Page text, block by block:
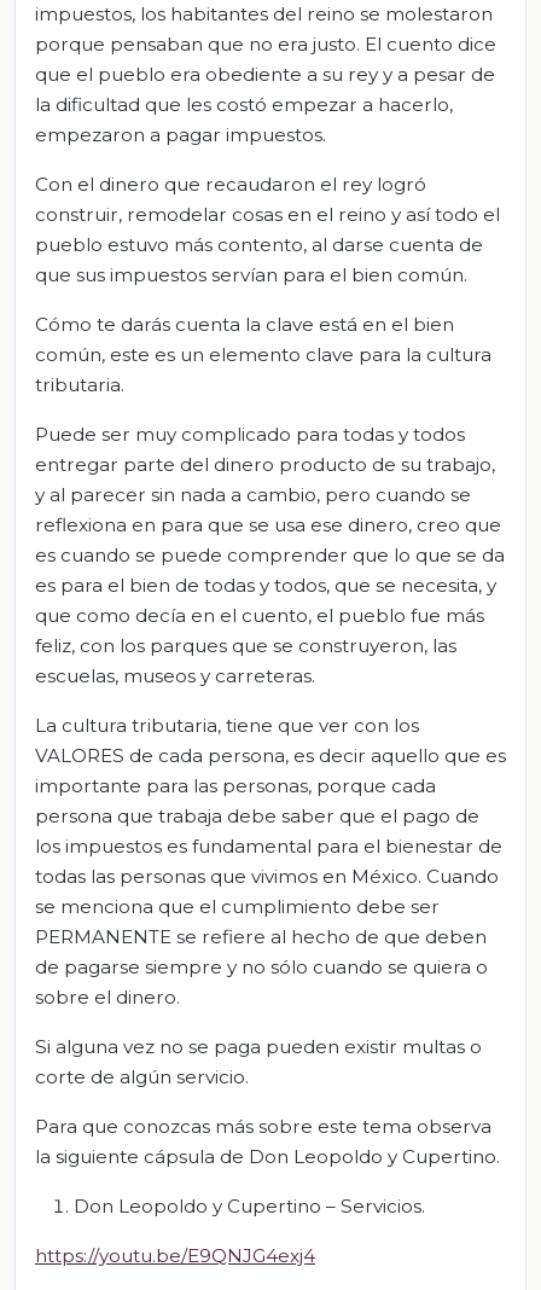
impuestos, los habitantes del reino se molestaron
porque pensaban que no era justo. El cuento dice
que el pueblo era obediente a su rey y a pesar de
la dificultad que les costó empezar a hacerlo,
empezaron a pagar impuestos.
Con el dinero que recaudaron el rey logró
construir, remodelar cosas en el reino y así todo el
pueblo estuvo más contento, al darse cuenta de
que sus impuestos servían para el bien común.
Cómo te darás cuenta la clave está en el bien
común, este es un elemento clave para la cultura
tributaria.
Puede ser muy complicado para todas y todos
entregar parte del dinero producto de su trabajo,
y al parecer sin nada a cambio, pero cuando se
reflexiona en para que se usa ese dinero, creo que
es cuando se puede comprender que lo que se da
es para el bien de todas y todos, que se necesita, y
que como decía en el cuento, el pueblo fue más
feliz, con los parques que se construyeron, las
escuelas, museos y carreteras.
La cultura tributaria, tiene que ver con los
VALORES de cada persona, es decir aquello que es
importante para las personas, porque cada
persona que trabaja debe saber que el pago de
los impuestos es fundamental para el bienestar de
todas las personas que vivimos en México. Cuando
se menciona que el cumplimiento debe ser
PERMANENTE se refiere al hecho de que deben
de pagarse siempre y no sólo cuando se quiera o
sobre el dinero.
Si alguna vez no se paga pueden existir multas o
corte de algún servicio.
Para que conozcas más sobre este tema observa
la siguiente cápsula de Don Leopoldo y Cupertino.
Don Leopoldo y Cupertino – Servicios.
https://youtu.be/E9QNJG4exj4